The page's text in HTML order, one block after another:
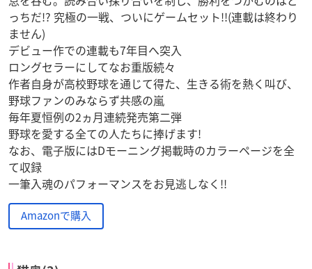
っちだ!? 究極の一戦、ついにゲームセット!!(連載は終わり
ません)
デビュー作での連載も7年目へ突入
ロングセラーにしてなお重版続々
作者自身が高校野球を通じて得た、生きる術を熱く叫び、
野球ファンのみならず共感の嵐
毎年夏恒例の2ヵ月連続発売第二弾
野球を愛する全ての人たちに捧げます!
なお、電子版にはDモーニング掲載時のカラーページを全
て収録
一筆入魂のパフォーマンスをお見逃しなく!!
Amazonで購入